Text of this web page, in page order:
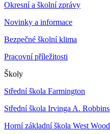
Okresní a školní zprávy
Novinky a informace
Bezpečné školní klima
Pracovní příležitosti
Školy
Střední škola Farmington
Střední škola Irvinga A.
Horní základní škola West